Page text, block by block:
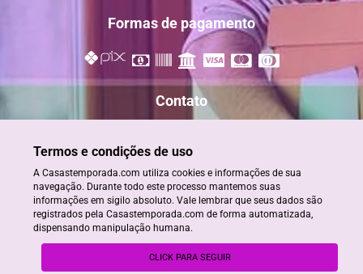
Formas de pagamento
Contato
+55 73 98884-2820/ 99909-0808
© Aluguéis de Temporada em Porto Seguro - CRECI- BA 22930
powered by stays.net
Termos e condições de uso
A Casastemporada.com utiliza cookies e informações de sua
navegação. Durante todo este processo mantemos suas
informações em sigilo absoluto. Vale lembrar que seus dados são
registrados pela Casastemporada.com de forma automatizada,
dispensando manipulação humana.
CLICK PARA SEGUIR